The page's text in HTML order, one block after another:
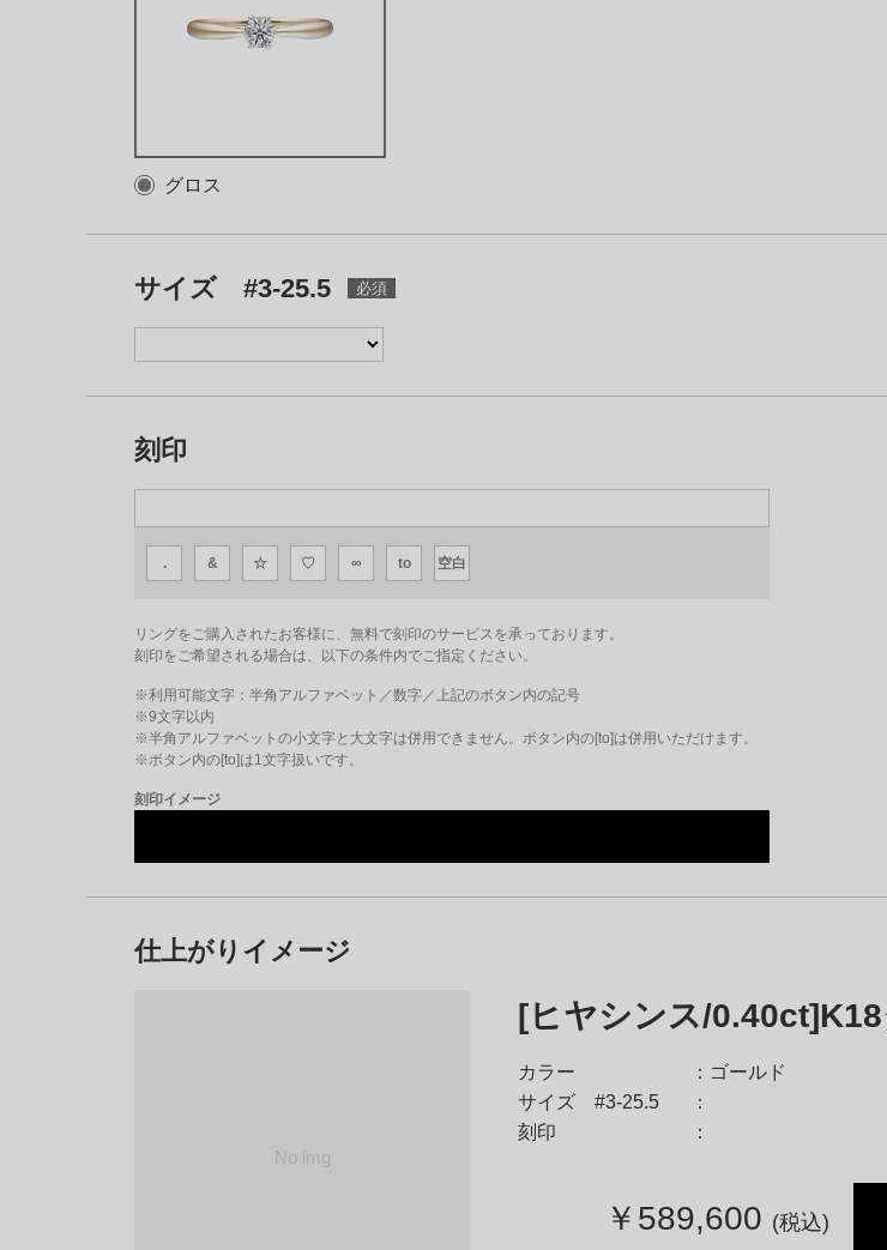
グロス
サイズ #3-25.5
刻印
. & ☆ ♡ ∞ to 空白
リングをご購入されたお客様に、無料で刻印のサービスを承っております。
刻印をご希望される場合は、以下の条件内でご指定ください。
※利用可能文字： 半角アルファベット／数字／上記のボタン内の記号
※9文字以内
※半角アルファベットの小文字と大文字は併用できません。ボタン内の[to]は併用いただけます。
※ボタン内の[to]は1文字扱いです。
刻印イメージ
仕上がりイメージ
[ヒヤシンス/
カラー
ゴールド
サイズ #3-25.5
刻印
￥ 589,600 (税込)